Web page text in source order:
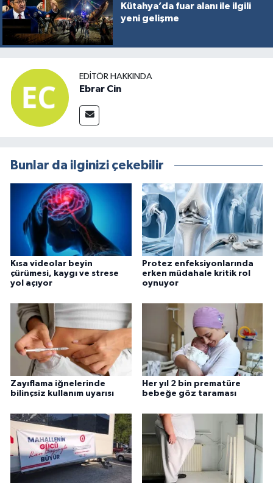
Kütahya’da fuar alanı ile ilgili
yeni gelişme
EDITÖR HAKKINDA
Ebrar Cin
Bunlar da ilginizi çekebilir
Kısa videolar beyin
çürümesi, kaygı ve strese
yol açıyor
Protez enfeksiyonlarında
erken müdahale kritik rol
oynuyor
Zayıflama iğnelerinde
bilinçsiz kullanım uyarısı
Her yıl 2 bin prematüre
bebeğe göz taraması